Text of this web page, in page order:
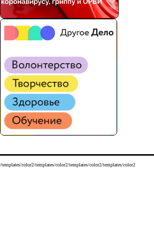
/templates/color2/templates/color2/templates/color2/templates/color2